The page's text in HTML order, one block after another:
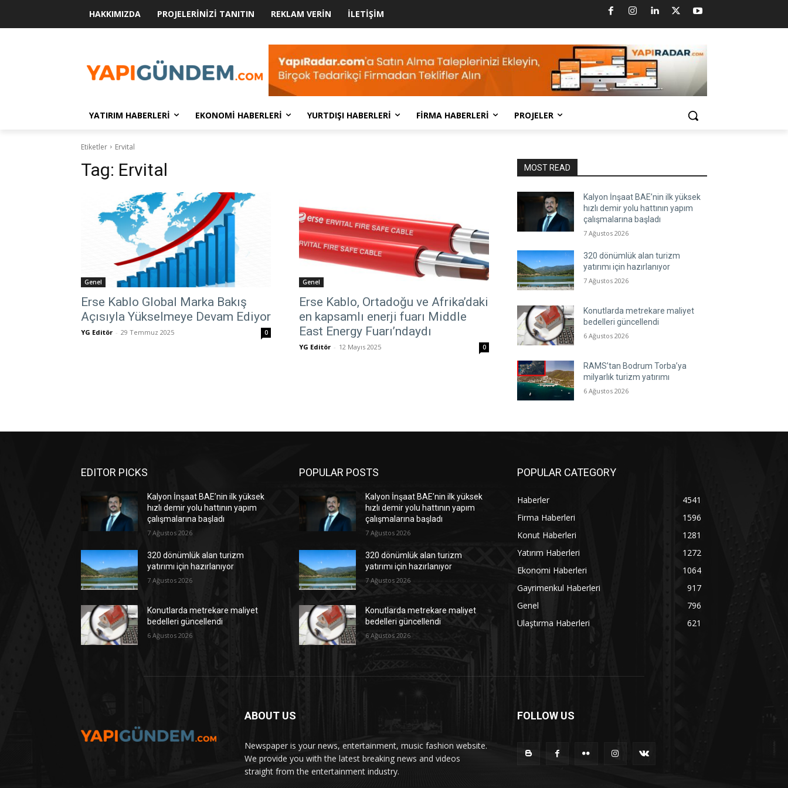
HAKKIMIZDA PROJELERINIZI TANITIN REKLAM VERIN İLETIŞIM
YATIRIM HABERLERI EKONOMI HABERLERI YURTDIŞI HABERLERI FIRMA HABERLERI PROJELER
Etiketler Ervital
Tag: Ervital
Genel
Erse Kablo Global Marka Bakış
Açısıyla Yükselmeye Devam Ediyor
YG Editör - 29 Temmuz 2025 0
Genel
Erse Kablo, Ortadoğu ve Afrika’daki
en kapsamlı enerji fuarı Middle
East Energy Fuarı’ndaydı
YG Editör - 12 Mayıs 2025 0
MOST READ
Kalyon İnşaat BAE’nin ilk yüksek
hızlı demir yolu hattının yapım
çalışmalarına başladı
7 Ağustos 2026
320 dönümlük alan turizm
yatırımı için hazırlanıyor
7 Ağustos 2026
Konutlarda metrekare maliyet
bedelleri güncellendi
6 Ağustos 2026
RAMS’tan Bodrum Torba’ya
milyarlık turizm yatırımı
6 Ağustos 2026
EDITOR PICKS
Kalyon İnşaat BAE’nin ilk yüksek
hızlı demir yolu hattının yapım
çalışmalarına başladı
7 Ağustos 2026
320 dönümlük alan turizm
yatırımı için hazırlanıyor
7 Ağustos 2026
Konutlarda metrekare maliyet
bedelleri güncellendi
6 Ağustos 2026
POPULAR POSTS
Kalyon İnşaat BAE’nin ilk yüksek
hızlı demir yolu hattının yapım
çalışmalarına başladı
7 Ağustos 2026
320 dönümlük alan turizm
yatırımı için hazırlanıyor
7 Ağustos 2026
Konutlarda metrekare maliyet
bedelleri güncellendi
6 Ağustos 2026
POPULAR CATEGORY
Haberler
4541
Firma Haberleri
1596
Konut Haberleri
1281
Yatırım Haberleri
1272
Ekonomi Haberleri
1064
Gayrimenkul Haberleri
917
Genel
796
Ulaştırma Haberleri
621
ABOUT US
Newspaper is your news, entertainment, music fashion website.
We provide you with the latest breaking news and videos
straight from the entertainment industry.
FOLLOW US